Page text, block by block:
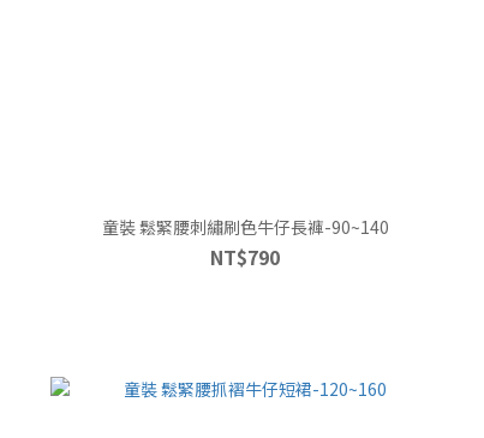
童裝 鬆緊腰刺繡刷色牛仔長褲-90~140
NT$790